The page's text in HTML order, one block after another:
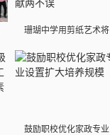
珊瑚中学用剪纸艺术将
鼓励职校优化家政专业